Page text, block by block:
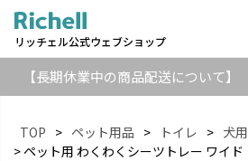
リッチェル公式ウェブショップ
【長期休業中の商品配送について】
TOP ペット用品 トイレ
犬用
ペット用 わくわくシーツトレー ワイド